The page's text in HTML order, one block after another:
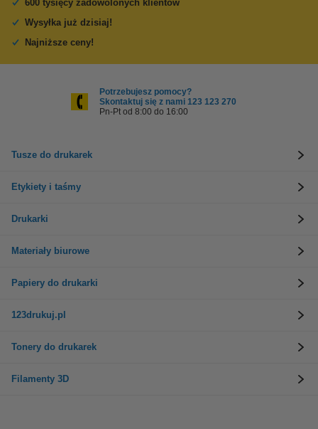
600 tysięcy zadowolonych klientów
Wysyłka już dzisiaj!
Najniższe ceny!
Potrzebujesz pomocy?
Skontaktuj się z nami 123 123 270
Pn-Pt od 8:00 do 16:00
Tusze do drukarek
Etykiety i taśmy
Drukarki
Materiały biurowe
Papiery do drukarki
123drukuj.pl
Tonery do drukarek
Filamenty 3D